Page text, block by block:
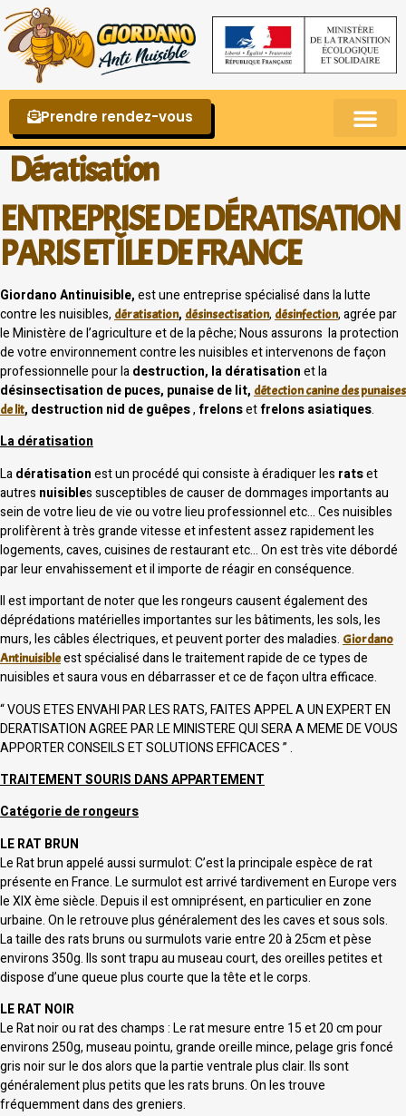
Prendre rendez-vous
Dératisation
ENTREPRISE DE DÉRATISATION
PARIS ET ÎLE DE FRANCE
Giordano Antinuisible,est une entreprise spécialisé dans la lutte
contre les nuisibles, dératisation, désinsectisation, désinfection, agrée par
le Ministère de l’agriculture et de la pêche; Nous assurons la protection
de votre environnement contre les nuisibles et intervenons de façon
professionnelle pour ladestruction, la dératisationet la
désinsectisation de puces, punaise de lit, détection canine des punaises
de lit, destruction nid de guêpes,frelonsetfrelons asiatiques.
La dératisation
Ladératisationest un procédé qui consiste à éradiquer les ratset
autres nuisibles susceptibles de causer de dommages importants au
sein de votre lieu de vie ou votre lieu professionnel etc… Ces nuisibles
prolifèrent à très grande vitesse et infestent assez rapidement les
logements, caves, cuisines de restaurant etc… On est très vite débordé
par leur envahissement et il importe de réagir en conséquence.
Il est important de noter que les rongeurs causent également des
déprédations matérielles importantes sur les bâtiments, les sols, les
murs, les câbles électriques, et peuvent porter des maladies. Giordano
Antinuisibleest spécialisé dans le traitement rapide de ce types de
nuisibles et saura vous en débarrasser et ce de façon ultra efficace.
“ VOUS ETES ENVAHI PAR LES RATS, FAITES APPEL A UN EXPERT EN
DERATISATION AGREE PAR LE MINISTERE QUI SERA A MEME DE VOUS
APPORTER CONSEILS ET SOLUTIONS EFFICACES ” .
TRAITEMENT SOURIS DANS APPARTEMENT
Catégorie de rongeurs
LE RAT BRUN
Le Rat brun appelé aussi surmulot: C’est la principale espèce de rat
présente en France. Le surmulot est arrivé tardivement en Europe vers
le XIX ème siècle. Depuis il est omniprésent, en particulier en zone
urbaine. On le retrouve plus généralement des les caves et sous sols.
La taille des rats bruns ou surmulots varie entre 20 à 25cm et pèse
environs 350g. Ils sont trapu au museau court, des oreilles petites et
dispose d’une queue plus courte que la tête et le corps.
LE RAT NOIR
Le Rat noir ou rat des champs : Le rat mesure entre 15 et 20 cm pour
environs 250g, museau pointu, grande oreille mince, pelage gris foncé
gris noir sur le dos alors que la partie ventrale plus clair. Ils sont
généralement plus petits que les rats bruns. On les trouve
fréquemment dans des greniers.